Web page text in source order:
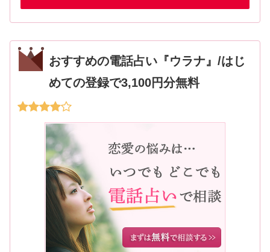
おすすめの電話占い『ウラナ』/はじ
めての登録で3,100円分無料